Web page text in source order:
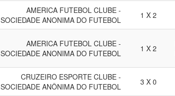
AMERICA FUTEBOL CLUBE -
SOCIEDADE ANONIMA DO FUTEBOL
1 X 2
AMERICA FUTEBOL CLUBE -
SOCIEDADE ANONIMA DO FUTEBOL
1 X 2
CRUZEIRO ESPORTE CLUBE -
SOCIEDADE ANÔNIMA DO FUTEBOL
3 X 0